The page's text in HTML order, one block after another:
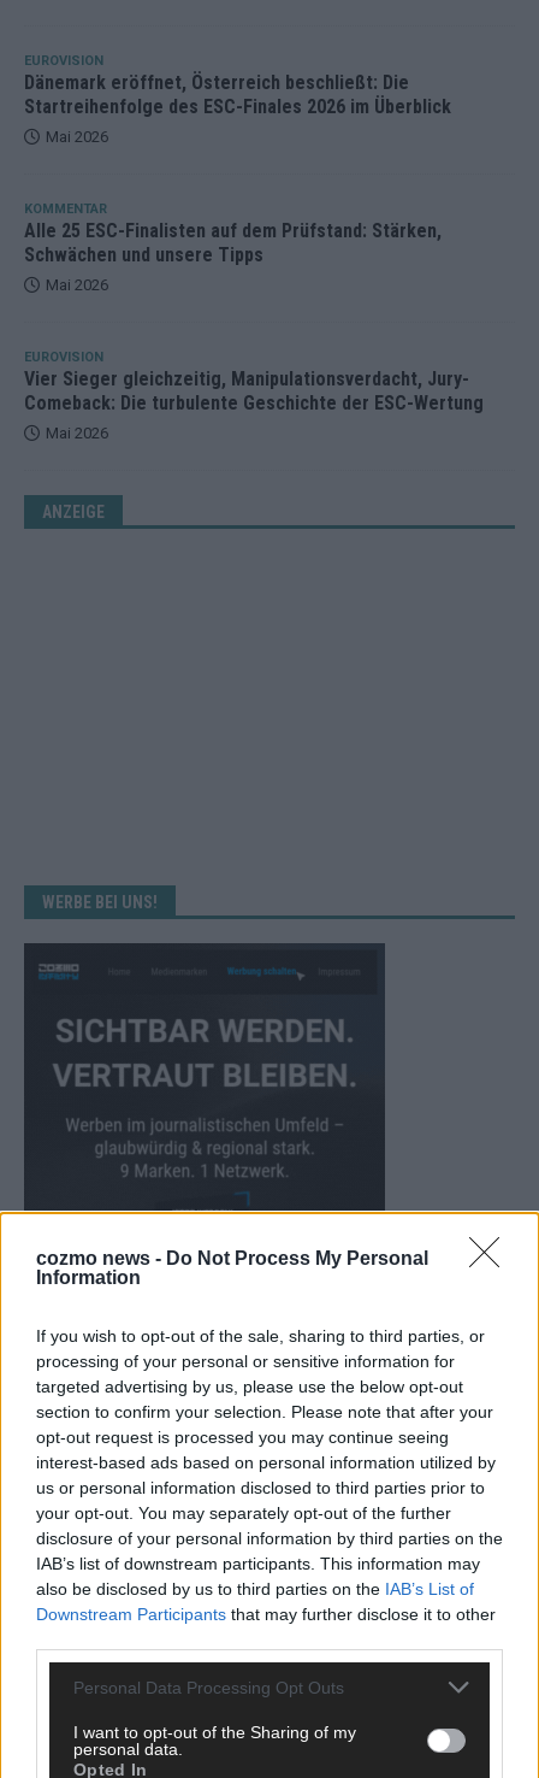
cozmo news - Do Not Process My Personal
Information
If you wish to opt-out of the sale, sharing to third parties, or
processing of your personal or sensitive information for
targeted advertising by us, please use the below opt-out
section to confirm your selection. Please note that after your
opt-out request is processed you may continue seeing
interest-based ads based on personal information utilized by
us or personal information disclosed to third parties prior to
your opt-out. You may separately opt-out of the further
disclosure of your personal information by third parties on the
IAB’s list of downstream participants. This information may
also be disclosed by us to third parties on the IAB’s List of
Downstream Participants that may further disclose it to other
Personal Data Processing Opt Outs
I want to opt-out of the Sharing of my
personal data.
Opted In
EUROVISION
Dänemark eröffnet, Österreich beschließt: Die
Startreihenfolge des ESC-Finales 2026 im Überblick
Mai 2026
KOMMENTAR
Alle 25 ESC-Finalisten auf dem Prüfstand: Stärken,
Schwächen und unsere Tipps
Mai 2026
EUROVISION
Vier Sieger gleichzeitig, Manipulationsverdacht, Jury-
Comeback: Die turbulente Geschichte der ESC-Wertung
Mai 2026
ANZEIGE
WERBE BEI UNS!
KEINE NEWS MEHR VERPASSEN